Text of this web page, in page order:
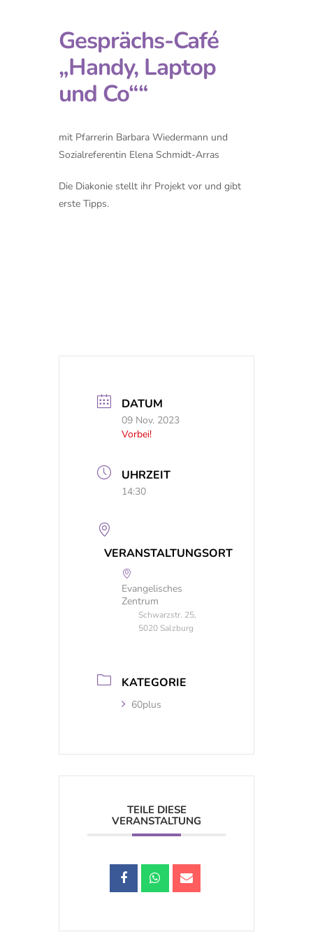
Gesprächs-Café
„Handy, Laptop
und Co““
mit Pfarrerin Barbara Wiedermann und
Sozialreferentin Elena Schmidt-Arras
Die Diakonie stellt ihr Projekt vor und gibt
erste Tipps.
DATUM
09 Nov. 2023
Vorbei!
UHRZEIT
14:30
VERANSTALTUNGSORT
Evangelisches
Zentrum
Schwarzstr. 25,
5020 Salzburg
KATEGORIE
60plus
TEILE DIESE
VERANSTALTUNG